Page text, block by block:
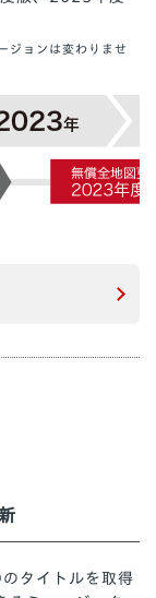
ジョンは変わりませ
タイトルを取得